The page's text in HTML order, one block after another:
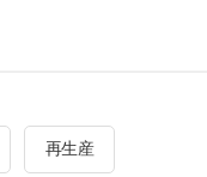
再生産